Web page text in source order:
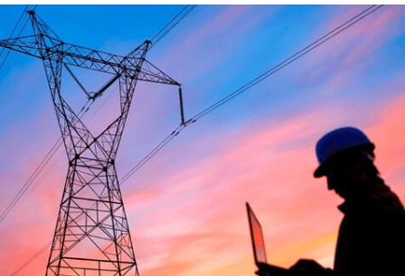
FacebookTwitterTelegram